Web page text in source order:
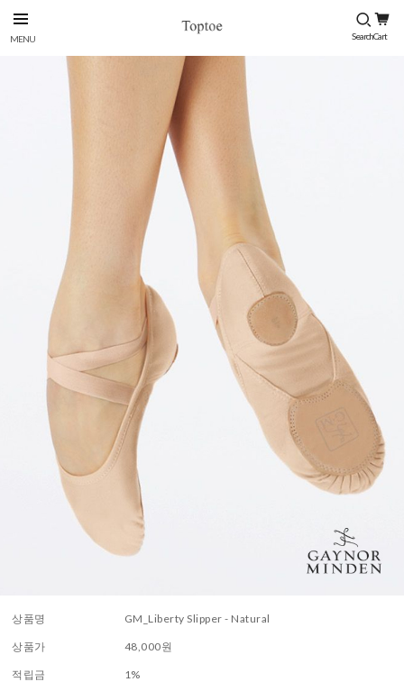
상품명 GM_Liberty Slipper - Natural
상품가 48,000원
적립금 1%